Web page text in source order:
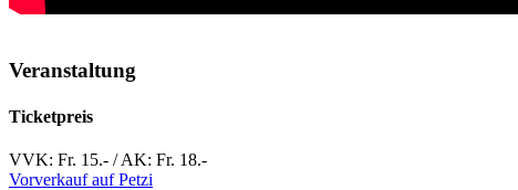
Veranstaltung
Ticketpreis
VVK: Fr. 15.- / AK: Fr. 18.-
Vorverkauf auf Petzi